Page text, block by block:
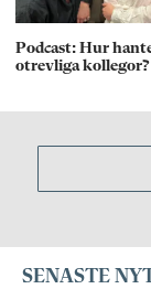
Podcast: Hur
otrevliga kollegor?
SENASTE